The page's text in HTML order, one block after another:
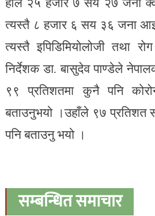
त्यस्तै ८ हजार ६ सय ३६ जना
त्यस्तै इपिडिमियोलोजी तथा
निर्देशक डा. बासुदेव पाण्डेले
९९ प्रतिशतमा कुनै पनि
बताउनुभयो ।उहाँले ९७ प्रतिशत
पनि बताउनु भयो ।
सम्बन्धित समाचार